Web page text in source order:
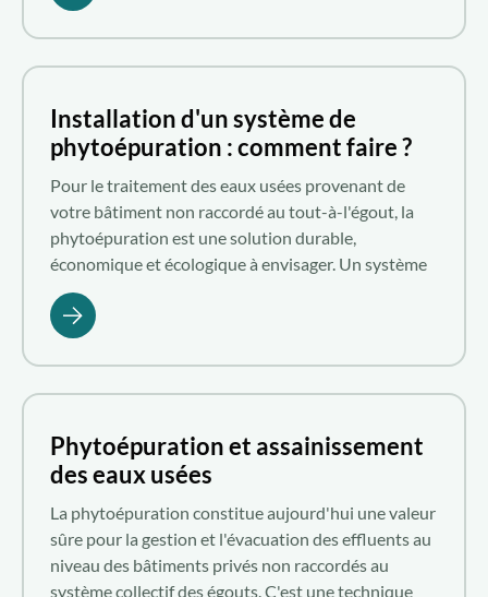
pour découvrir les éléments à considérer afin
d'apprécier les tarifs proposés pour une micro-
station d'épuration.
Installation d'un système de
phytoépuration : comment faire ?
Pour le traitement des eaux usées provenant de
votre bâtiment non raccordé au tout-à-l'égout, la
phytoépuration est une solution durable,
économique et écologique à envisager. Un système
d'assainissement écologique individuel basé sur la
phytoépuration permet de dépolluer les effluents
domestiques grâce à l'action des bactéries se
développant autour des racines des plantes
aquatiques filtrantes. Vous pouvez réaliser vous-
pouvez choisir plutôt l'intervention d'un expert.
Leadeur dans le domaine des solutions de
plus.
Phytoépuration et assainissement
des eaux usées
La phytoépuration constitue aujourd'hui une valeur
sûre pour la gestion et l'évacuation des effluents au
niveau des bâtiments privés non raccordés au
système collectif des égouts. C'est une technique